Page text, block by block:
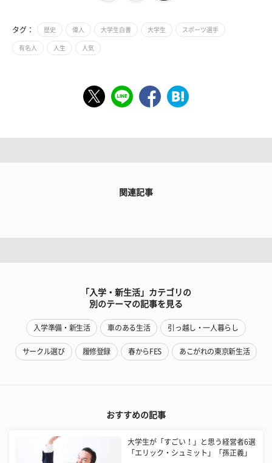
タグ： 歴史 偉人 大学生白書 大学生 スポーツ選手
有名人 人生 人気
関連記事
「入学・新生活」カテゴリの
別のテーマの記事を見る
入学準備・新生活 車のある生活 引っ越し・一人暮らし
サークル選び 履修登録 春からFES あこがれの東京新生活
おすすめの記事
大学生が「すごい！」と思う経営者6選
「エリック・シュミット」「孫正義」